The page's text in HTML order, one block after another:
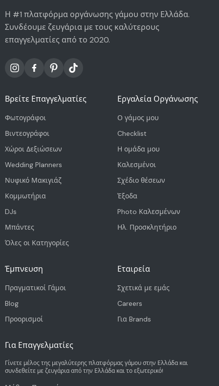
Η #1 πλατφόρμα οργάνωσης γάμου στην Ελλάδα.
Συνδέουμε ζευγάρια με τους καλύτερους
επαγγελματίες από το 2020.
Βρείτε Επαγγελματίες
Φωτογράφοι
Βιντεογράφοι
Χώροι Δεξιώσεων
Wedding Planners
Νυφικό Μακιγιάζ
Κομμωτήρια
DJs
Μπάντες
Όλες οι Κατηγορίες
Εργαλεία Οργάνωσης
Ο γάμος μου
Checklist
Η ομάδα μου
Καλεσμένοι
Σχέδιο θέσεων
Έξοδα
Photo Καλεσμένων
Ηλ. Προσκλητήριο
Έμπνευση
Πραγματικοί Γάμοι
Blog
Προορισμοί
Εταιρεία
Σχετικά με εμάς
Careers
Για Brands
Για Επαγγελματίες
Γίνετε μέλος της μεγαλύτερης πλατφόρμας γάμου στην Ελλάδα και
συνδεθείτε με ζευγάρια από την Ελλάδα και το εξωτερικό!